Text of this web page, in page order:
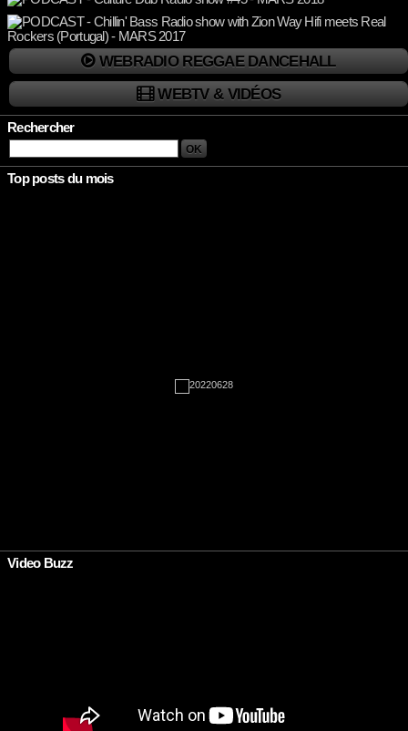
WEBRADIO REGGAE DANCEHALL
WEBTV & VIDÉOS
Rechercher
Top posts du mois
•
Video Buzz